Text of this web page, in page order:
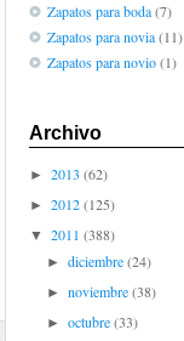
Zapatos para boda(7)
Zapatos para novia(11)
Zapatos para novio(1)
Archivo
► 2013 (62)
► 2012(125)
▼ 2011 (388)
►diciembre (24)
►noviembre (38)
►octubre (33)